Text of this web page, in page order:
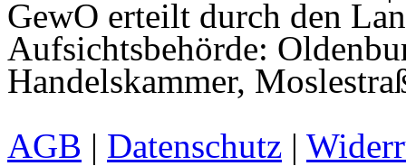
GewO erteilt durch den
Aufsichtsbehörde:
Handelskammer,
AGB | Datenschutz |